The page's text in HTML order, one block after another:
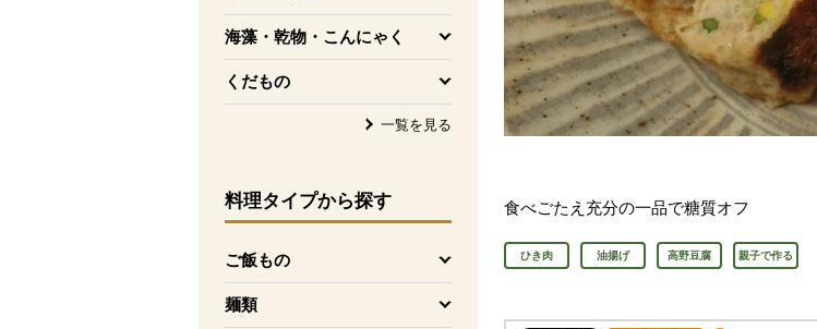
海藻・乾物・こんにゃく
を開く
くだもの
を開く
一覧を見る
料理タイプから探す
ご飯もの
を開く
麺類
を開く
食べごたえ充分の一品で糖質オフ
ひき肉 油揚げ 高野豆腐 親子で作る